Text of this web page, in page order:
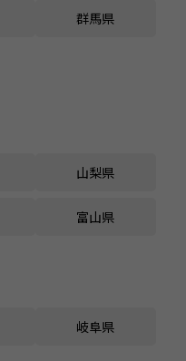
群馬県
山梨県
富山県
岐阜県